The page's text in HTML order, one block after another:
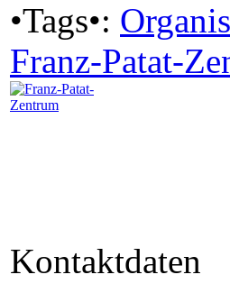
•Tags•:
Franz-Patat-
Kontaktdaten